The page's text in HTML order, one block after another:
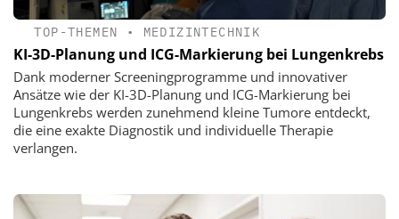
TOP-THEMEN • MEDIZINTECHNIK
KI-3D-Planung und ICG-Markierung bei Lungenkrebs
Dank moderner Screeningprogramme und innovativer
Ansätze wie der KI-3D-Planung und ICG-Markierung bei
Lungenkrebs werden zunehmend kleine Tumore entdeckt,
die eine exakte Diagnostik und individuelle Therapie
verlangen.